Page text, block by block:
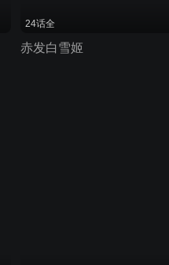
24话全
赤发白雪姬